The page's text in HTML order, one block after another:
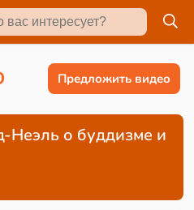
Предложить видео
Неэль о буддизме и